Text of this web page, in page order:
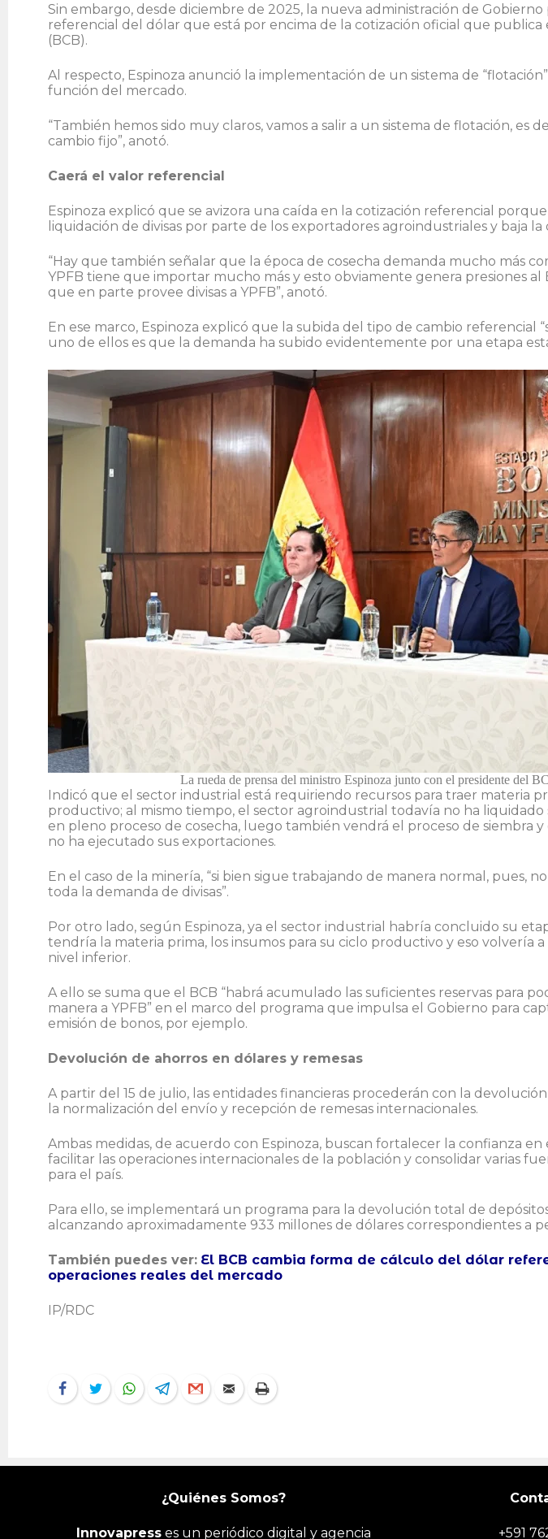
Sin embargo, desde diciembre de 2025, la nueva administración de
referencial del dólar que está por encima de la cotización oficial que publica
(BCB).
Al respecto, Espinoza anunció la implementación de un sistema de
función del mercado.
“También hemos sido muy claros, vamos a salir a un sistema de flotación, es
cambio fijo”, anotó.
Caerá el valor referencial
Espinoza explicó que se avizora una caída en la cotización referencial
liquidación de divisas por parte de los exportadores agroindustriales y baja la
“Hay que también señalar que la época de cosecha demanda mucho más
YPFB tiene que importar mucho más y esto obviamente genera presiones al
que en parte provee divisas a YPFB”, anotó.
En ese marco, Espinoza explicó que la subida del tipo de cambio referencial
uno de ellos es que la demanda ha subido evidentemente por una etapa
La rueda de prensa del ministro Espinoza junto con el presidente del
Indicó que el sector industrial está requiriendo recursos para traer materia
productivo; al mismo tiempo, el sector agroindustrial todavía no ha liquidado
en pleno proceso de cosecha, luego también vendrá el proceso de siembra
no ha ejecutado sus exportaciones.
En el caso de la minería, “si bien sigue trabajando de manera normal, pues,
toda la demanda de divisas”.
Por otro lado, según Espinoza, ya el sector industrial habría concluido su
tendría la materia prima, los insumos para su ciclo productivo y eso volvería
nivel inferior.
A ello se suma que el BCB “habrá acumulado las suficientes reservas para
manera a YPFB” en el marco del programa que impulsa el Gobierno para
emisión de bonos, por ejemplo.
Devolución de ahorros en dólares y remesas
A partir del 15 de julio, las entidades financieras procederán con la
la normalización del envío y recepción de remesas internacionales.
Ambas medidas, de acuerdo con Espinoza, buscan fortalecer la confianza en
facilitar las operaciones internacionales de la población y consolidar varias
para el país.
Para ello, se implementará un programa para la devolución total de
alcanzando aproximadamente 933 millones de dólares correspondientes a
También puedes ver: El BCB cambia forma de cálculo del dólar
operaciones reales del mercado
IP/RDC
¿Quiénes Somos?
Innovapresses un periódico digital y agencia +591